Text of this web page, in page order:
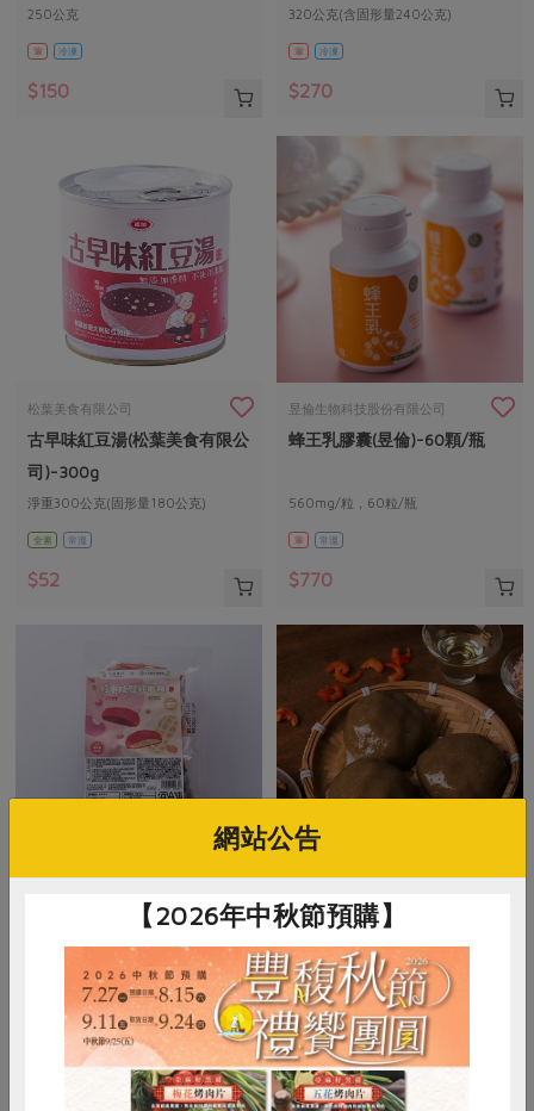
250公克
葷 冷凍
$150
320公克(含固形量240公克)
葷 冷凍
$270
松葉美食有限公司
古早味紅豆湯(松葉美食有限公
司)-300g
淨重300公克(固形量180公克)
全素 常溫
$52
昱倫生物科技股份有限公司
蜂王乳膠囊(昱倫)-60顆/瓶
560mg/粒，60粒/瓶
葷 常溫
$770
好事成雙紅龜粿-紅豆/花生(米
棋)-480g/6入
480g/6入(紅豆口味*3+花生口味*3)
冷凍
$270
菜脯米草仔粿(米棋)-300g/3入
300公克(100公克x3入)
葷 冷凍
$135
網站公告
【2026年中秋節預購】